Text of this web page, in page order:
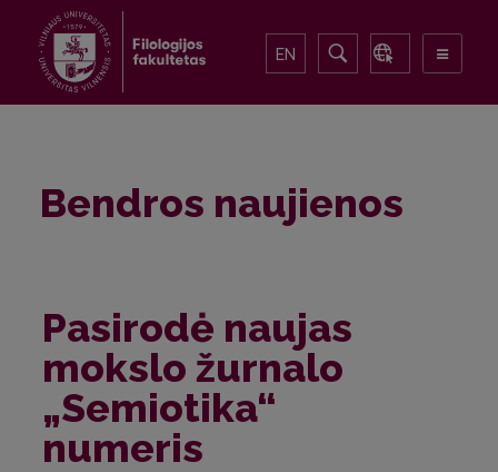
EN
Bendros naujienos
Pasirodė naujas
mokslo žurnalo
„Semiotika“
numeris